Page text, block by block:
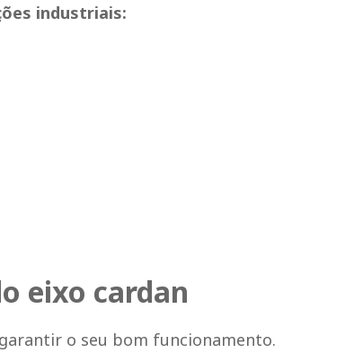
industriais:
eixo cardan
o seu bom funcionamento.